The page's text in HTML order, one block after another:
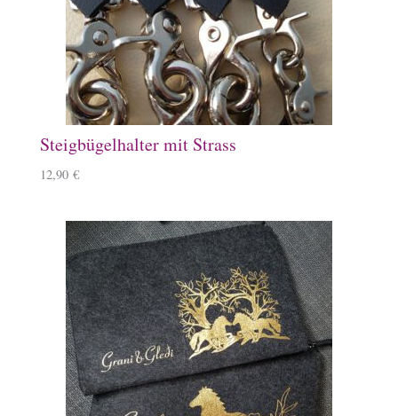
Steigbügelhalter mit Strass
12,90 €